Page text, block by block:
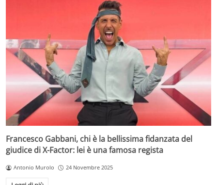
Francesco Gabbani, chi è la bellissima fidanzata del
giudice di X-Factor: lei è una famosa regista
Antonio Murolo 24 Novembre 2025